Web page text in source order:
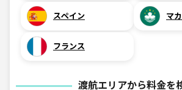
スペイン マ
フランス
渡航エリアから料金を